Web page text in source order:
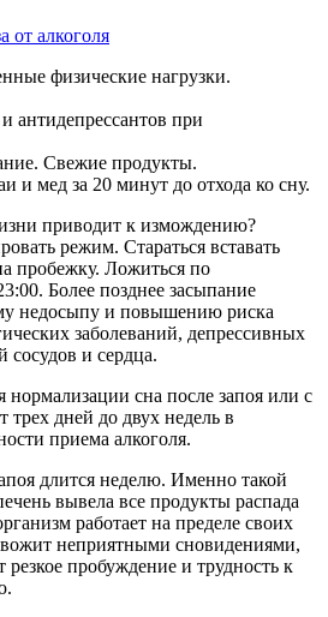
от алкоголя
физические нагрузки.
антидепрессантов при
Свежие продукты.
и мед за 20 минут до отхода ко сну.
приводит к измождению?
режим. Стараться вставать
пробежку. Ложиться по
Более позднее засыпание
недосыпу и повышению риска
заболеваний, депрессивных
сосудов и сердца.
сна после запоя или с
трех дней до двух недель в
приема алкоголя.
длится неделю. Именно такой
вывела все продукты распада
работает на пределе своих
неприятными сновидениями,
резкое пробуждение и трудность к